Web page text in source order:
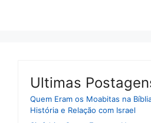
Ultimas
Quem Eram os Moabitas na
História e Relação com Israel